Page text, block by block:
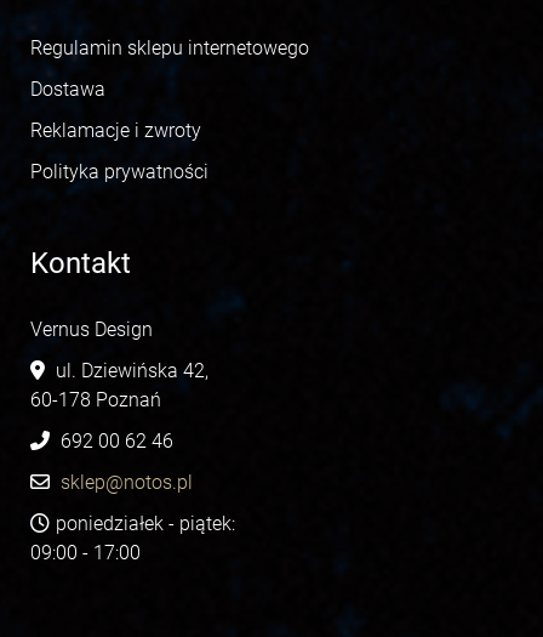
Regulamin sklepu internetowego
Dostawa
Reklamacje i zwroty
Polityka prywatności
Kontakt
Vernus Design
ul. Dziewińska 42,
60-178 Poznań
692 00 62 46
sklep@notos.pl
poniedziałek - piątek:
09:00 - 17:00